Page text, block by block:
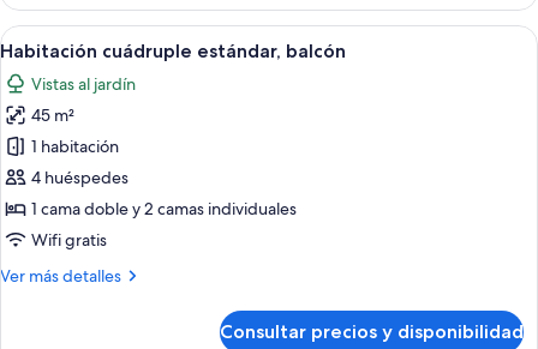
Abrir
todas
las
fotos
de
Habitación
cuádruple
estándar,
balcón
Una habitación de hotel con una
7
Habitación cuádruple estándar, balcón
Vistas al jardín
45 m²
1 habitación
4 huéspedes
1 cama doble y 2 camas individuales
Wifi gratis
Ver más detalles
Más
Consultar precios y disponibilidad